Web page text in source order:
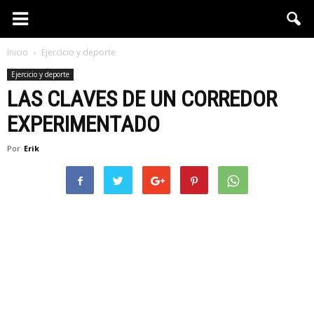
Inicio Ejercicio y deporte
Ejercicio y deporte
LAS CLAVES DE UN CORREDOR
EXPERIMENTADO
Por Erik